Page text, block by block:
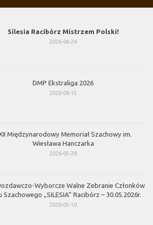
Silesia Racibórz Mistrzem Polski!
2026-06-24
DMP Ekstraliga 2026
2026-06-15
Międzynarodowy Memoriał Szachowy im.
Wiesława Hanczarka
2026-05-28
Wyborcze Walne Zebranie Członków
Szachowego „SILESIA” Racibórz – 30.05.2026r.
2026-05-10